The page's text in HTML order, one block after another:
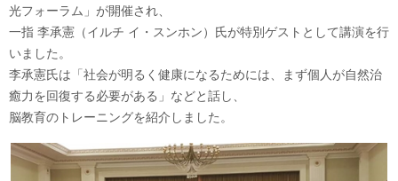
光フォーラム」が開催され、
一指 李承憲（イルチ イ・スンホン）氏が特別ゲストとして講演を行
いました。
李承憲氏は「社会が明るく健康になるためには、まず個人が自然治
癒力を回復する必要がある」などと話し、
脳教育のトレーニングを紹介しました。